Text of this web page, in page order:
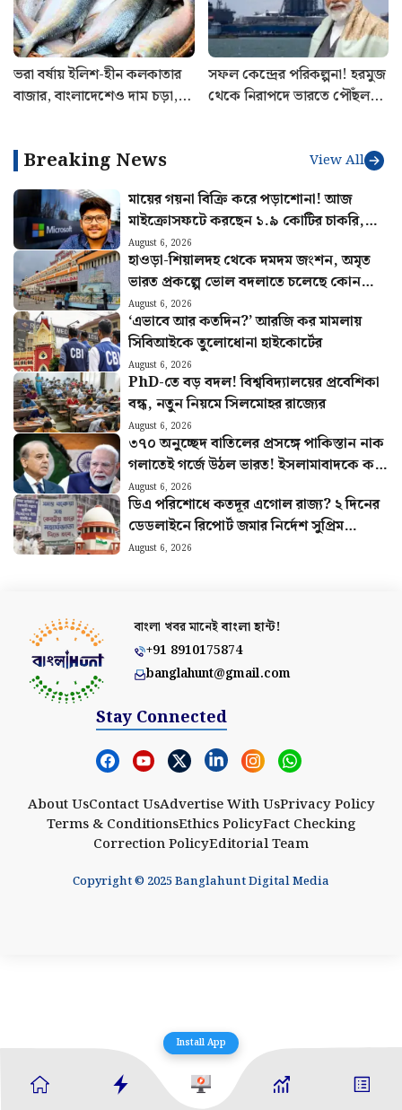
ভরা বর্ষায় ইলিশ-হীন কলকাতার
বাজার, বাংলাদেশেও দাম চড়া,
সফল কেন্দ্রের পরিকল্পনা! হরমুজ
থেকে নিরাপদে ভারতে পৌঁছল
Breaking News View All
মায়ের গয়না বিক্রি করে পড়াশোনা! আজ
মাইক্রোসফটে করছেন ১.৯ কোটির চাকরি,
চমকে দেবে মনুর কাহিনি
August 6, 2026
হাওড়া-শিয়ালদহ থেকে দমদম জংশন, অমৃত
ভারত প্রকল্পে ভোল বদলাতে চলেছে কোন
কোন স্টেশনের?
August 6, 2026
‘এভাবে আর কতদিন?’ আরজি কর মামলায়
সিবিআইকে তুলোধোনা হাইকোর্টের
August 6, 2026
PhD-তে বড় বদল! বিশ্ববিদ্যালয়ের প্রবেশিকা
বন্ধ, নতুন নিয়মে সিলমোহর রাজ্যের
August 6, 2026
৩৭০ অনুচ্ছেদ বাতিলের প্রসঙ্গে পাকিস্তান নাক
গলাতেই গর্জে উঠল ভারত! ইসলামাবাদকে কড়া
বার্তা নয়াদিল্লির
August 6, 2026
ডিএ পরিশোধে কতদূর এগোল রাজ্য? ২ দিনের
ডেডলাইনে রিপোর্ট জমার নির্দেশ সুপ্রিম
কোর্টের
August 6, 2026
বাংলা খবর মানেইবাংলা হান্ট!
+91 8910175874
banglahunt@gmail.com
Stay Connected
About UsContact UsAdvertise With UsPrivacy Policy
Terms & ConditionsEthics PolicyFact Checking
Correction PolicyEditorial Team
Copyright © 2025 Banglahunt Digital Media
Install App